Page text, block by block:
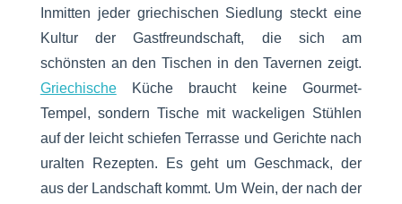
Inmitten jeder griechischen Siedlung steckt eine
Kultur der Gastfreundschaft, die sich am
schönsten an den Tischen in den Tavernen zeigt.
GriechischeKüche braucht keine Gourmet-
Tempel, sondern Tische mit wackeligen Stühlen
auf der leicht schiefen Terrasse und Gerichte nach
uralten Rezepten. Es geht um Geschmack, der
aus der Landschaft kommt. Um Wein, der nach der